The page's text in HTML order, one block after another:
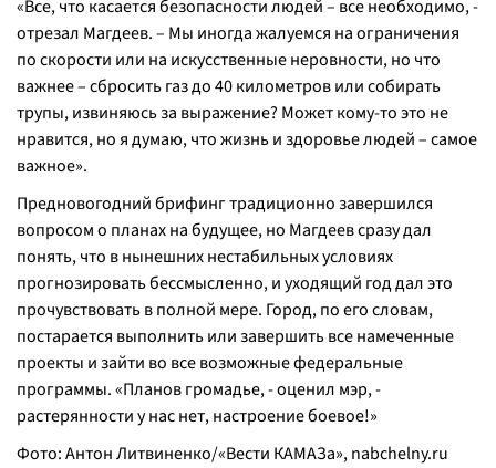
«Все, что касается безопасности людей – все необходимо, -
отрезал Магдеев. – Мы иногда жалуемся на ограничения
по скорости или на искусственные неровности, но что
важнее – сбросить газ до 40 километров или собирать
трупы, извиняюсь за выражение? Может кому-то это не
нравится, но я думаю, что жизнь и здоровье людей – самое
важное».
Предновогодний брифинг традиционно завершился
вопросом о планах на будущее, но Магдеев сразу дал
понять, что в нынешних нестабильных условиях
прогнозировать бессмысленно, и уходящий год дал это
прочувствовать в полной мере. Город, по его словам,
постарается выполнить или завершить все намеченные
проекты и зайти во все возможные федеральные
программы. «Планов громадье, -оценил мэр,-
растерянности у нас нет, настроение боевое!»
Фото: Антон Литвиненко/«Вести КАМАЗа»,nabchelny.ru